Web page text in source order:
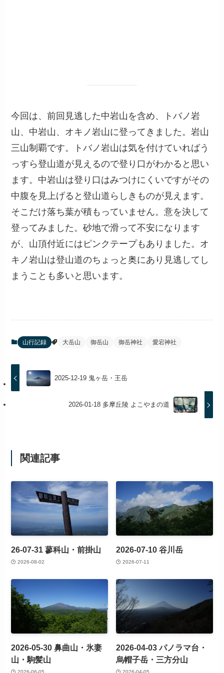
今回は、前回見逃した中岩山を含め、トバノ岩
山、中岩山、オキノ岩山に登ってきました。岩山
三山制覇です。トバノ岩山は気を付けていればう
っすら登山道が見えるので登り口がわかると思い
ます。中岩山は登り口はみつけにくいですがその
中腹を見上げると登山道らしきものが見えます。
そこだけ落ち葉が積もっていません。意を決して
登ってみました。砂地で滑って不安になります
が、山頂付近にはピンクテープもありました。オ
キノ岩山は登山道のちょっと奥にあり見逃してし
まうことも多いと思います。
山行記録 大岳山 御岳山 御岳神社 愛宕神社
2025-12-19 鬼ヶ岳・王岳
2026-01-18 多摩丘陵 よこやまの道
関連記事
26-07-31 蓼科山・前掛山
2026-08-02
2026-07-10 谷川岳
2026-07-11
2026-05-30 鼻曲山・氷妻
山・駒髪山
2026-06-05
2026-04-03 パノラマ台・
烏帽子岳・三方分山
2026-04-05